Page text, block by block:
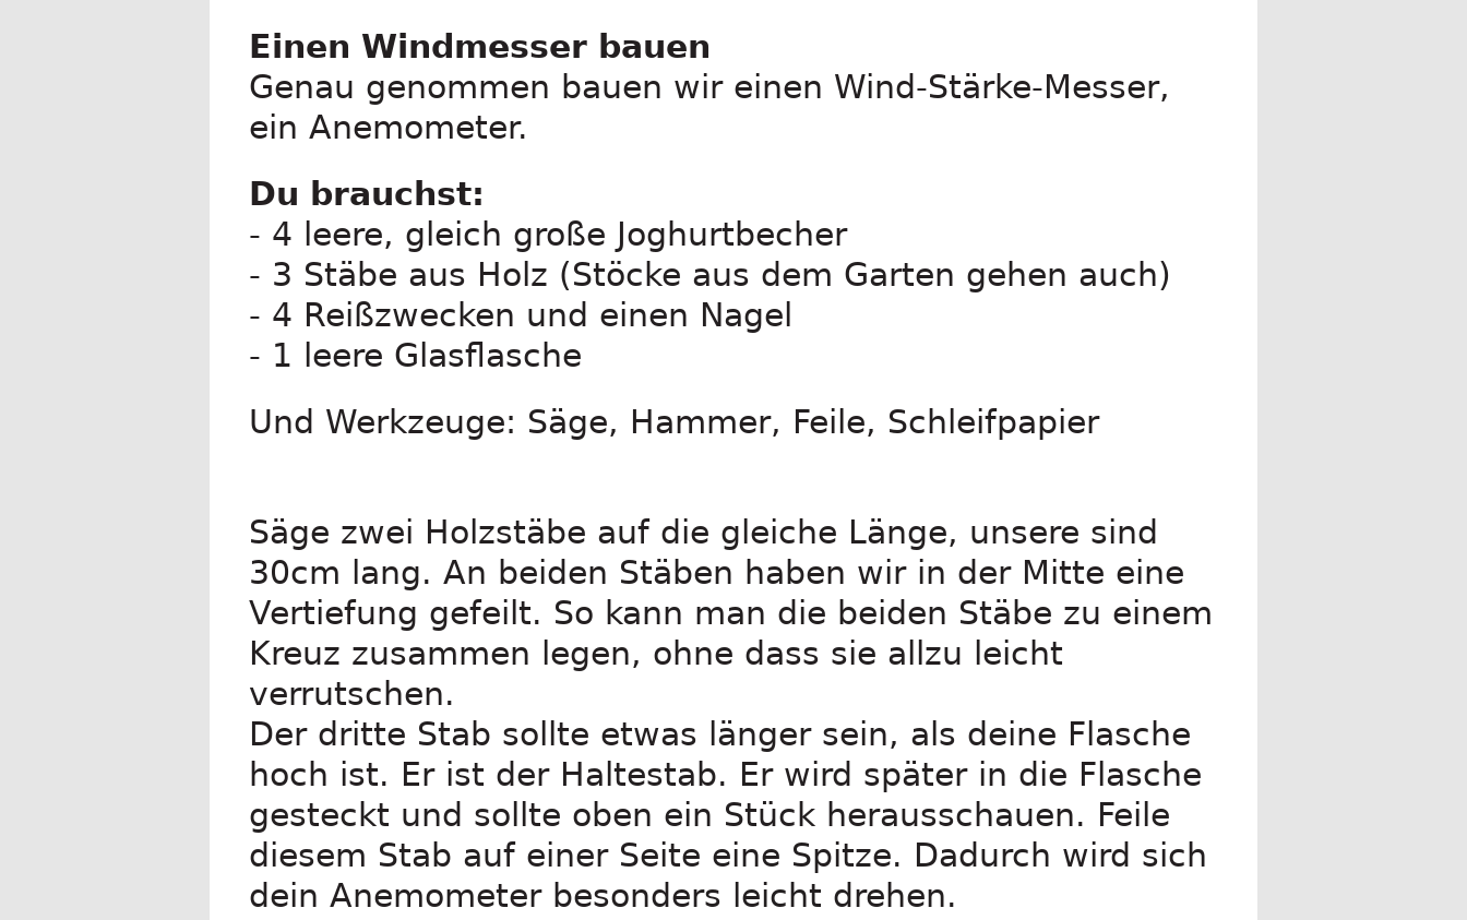
Einen Windmesser bauen
Genau genommen bauen wir einen Wind-Stärke-Messer,
ein Anemometer.
Du brauchst:
- 4 leere, gleich große Joghurtbecher
- 3 Stäbe aus Holz (Stöcke aus dem Garten gehen auch)
- 4 Reißzwecken und einen Nagel
- 1 leere Glasflasche
Und Werkzeuge: Säge, Hammer, Feile, Schleifpapier
Säge zwei Holzstäbe auf die gleiche Länge, unsere sind
30cm lang. An beiden Stäben haben wir in der Mitte eine
Vertiefung gefeilt. So kann man die beiden Stäbe zu einem
Kreuz zusammen legen, ohne dass sie allzu leicht
verrutschen.
Der dritte Stab sollte etwas länger sein, als deine Flasche
hoch ist. Er ist der Haltestab. Er wird später in die Flasche
gesteckt und sollte oben ein Stück herausschauen. Feile
diesem Stab auf einer Seite eine Spitze. Dadurch wird sich
dein Anemometer besonders leicht drehen.